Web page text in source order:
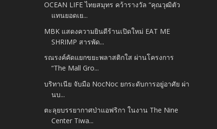
OCEAN LIFE ไทยสมุทร คว้ารางวัล “คุณวุฒิตัว
แทนยอดเย...
MBK แสดงความยินดีร้านเปิดใหม่ EAT ME
SHRIMP สารพัด...
รณรงค์คัดแยกขยะพลาสติกใส ผ่านโครงการ
“The Mall Gro...
บริทาเนีย จับมือ NocNoc ยกระดับการอยู่อาศัย ผ่า
นบ...
ตะลุยบรรยากาศป่าแอฟริกา ในงาน The Nine
Center Tiwa...